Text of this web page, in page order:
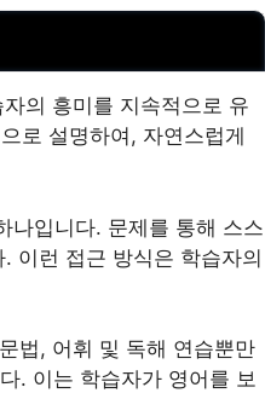
의 흥미를 지속적으로 유
로 설명하여, 자연스럽게
나입니다. 문제를 통해 스스
이런 접근 방식은 학습자의
법, 어휘 및 독해 연습뿐만
. 이는 학습자가 영어를 보